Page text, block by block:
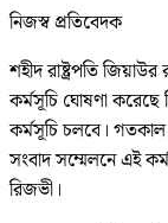
নিজস্ব প্রতিবেদক
শহীদ রাষ্ট্রপতি
কর্মসূচি ঘোষণা
কর্মসূচি চলবে। গতকাল
সংবাদ সম্মেলনে এই
রিজভী।